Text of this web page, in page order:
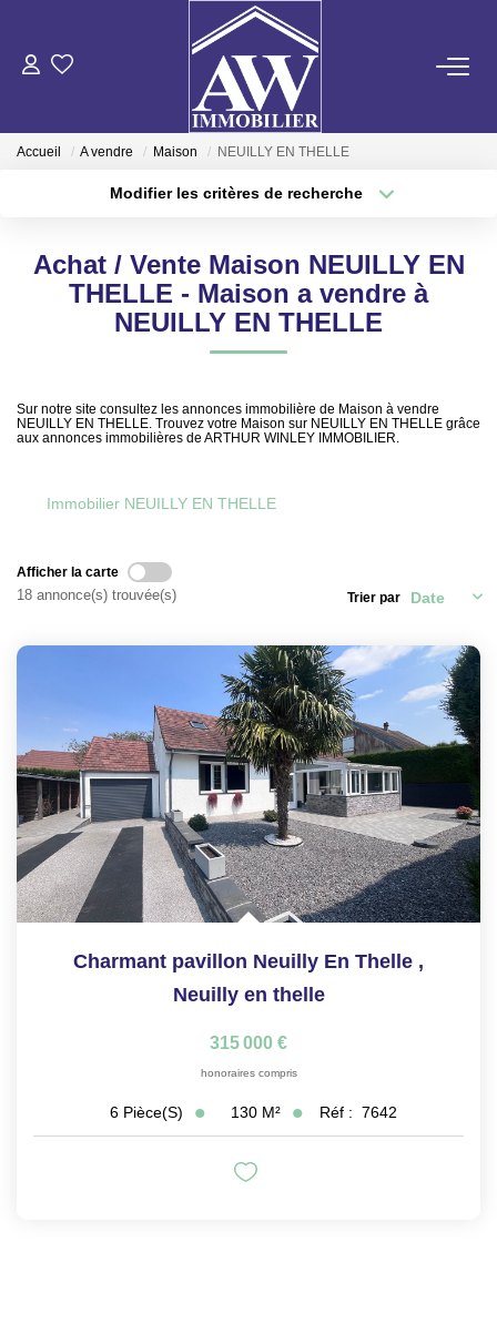
ACHETER
GESTION LOCATIVE
ON RECRUTE !
CONTACT
ESPACE GESTION
Accueil A vendre Maison NEUILLY EN THELLE
Modifier les critères de recherche
Sélectionnez...
Type de bien
Achat / Vente Maison NEUILLY EN
THELLE - Maison a vendre à
NEUILLY EN THELLE
Sur notre site consultez les annonces immobilière de Maison à vendre
NEUILLY EN THELLE. Trouvez votre Maison sur NEUILLY EN THELLE grâce
aux annonces immobilières de ARTHUR WINLEY IMMOBILIER.
Immobilier NEUILLY EN THELLE
Afficher la carte
18 annonce(s) trouvée(s) Trier par
Charmant pavillon Neuilly En Thelle ,
Neuilly en thelle
315 000 €
honoraires compris
6 Pièce(s) 130 M² Réf : 7642